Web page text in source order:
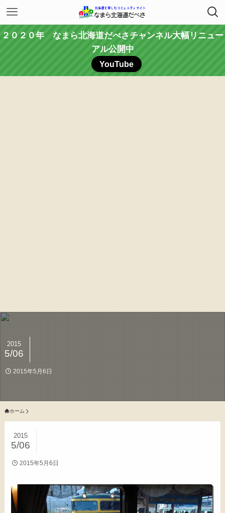
２０２０年 なまら北海道だべさチャンネル大幅リニュー
アル公開中
YouTube
2015
5/06
2015年5月6日
ホーム
2015
5/06
2015年5月6日